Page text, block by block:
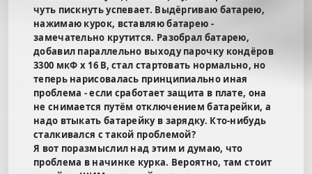
чуть пискнуть успевает. Выдёргиваю батарею,
нажимаю курок, вставляю батарею -
замечательно крутится. Разобрал батарею,
добавил параллельно выходу парочку кондёров
3300 мкФ х 16 В, стал стартовать нормально, но
теперь нарисовалась принципиально иная
проблема - если сработает защита в плате, она
не снимается путём отключением батарейки, а
надо втыкать батарейку в зарядку. Кто-нибудь
сталкивался с такой проблемой?
Я вот поразмыслил над этим и думаю, что
проблема в начинке курка. Вероятно, там стоит